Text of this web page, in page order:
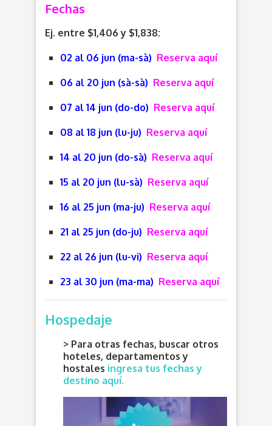
Fechas
Ej. entre $1,406 y $1,838:
02 al 06 jun (ma-sà) Reserva aquí
06 al 20 jun (sà-sà) Reserva aquí
07 al 14 jun (do-do) Reserva aquí
08 al 18 jun (lu-ju) Reserva aquí
14 al 20 jun (do-sà) Reserva aquí
15 al 20 jun (lu-sà) Reserva aquí
16 al 25 jun (ma-ju) Reserva aquí
21 al 25 jun (do-ju) Reserva aquí
22 al 26 jun (lu-vi) Reserva aquí
23 al 30 jun (ma-ma) Reserva aquí
Hospedaje
> Para otras fechas, buscar otros
hoteles, departamentos y
hostales ingresa tus fechas y
destino aquí.